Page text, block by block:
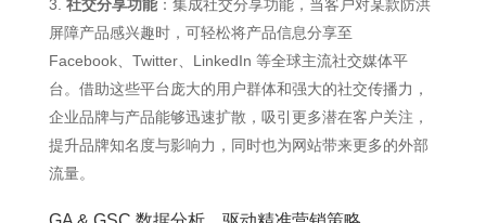
社交分享功能：集成社交分享功能，当客户对某款防洪
屏障产品感兴趣时，可轻松将产品信息分享至
Facebook、Twitter、LinkedIn 等全球主流社交媒体平
台。借助这些平台庞大的用户群体和强大的社交传播力，
企业品牌与产品能够迅速扩散，吸引更多潜在客户关注，
提升品牌知名度与影响力，同时也为网站带来更多的外部
流量。